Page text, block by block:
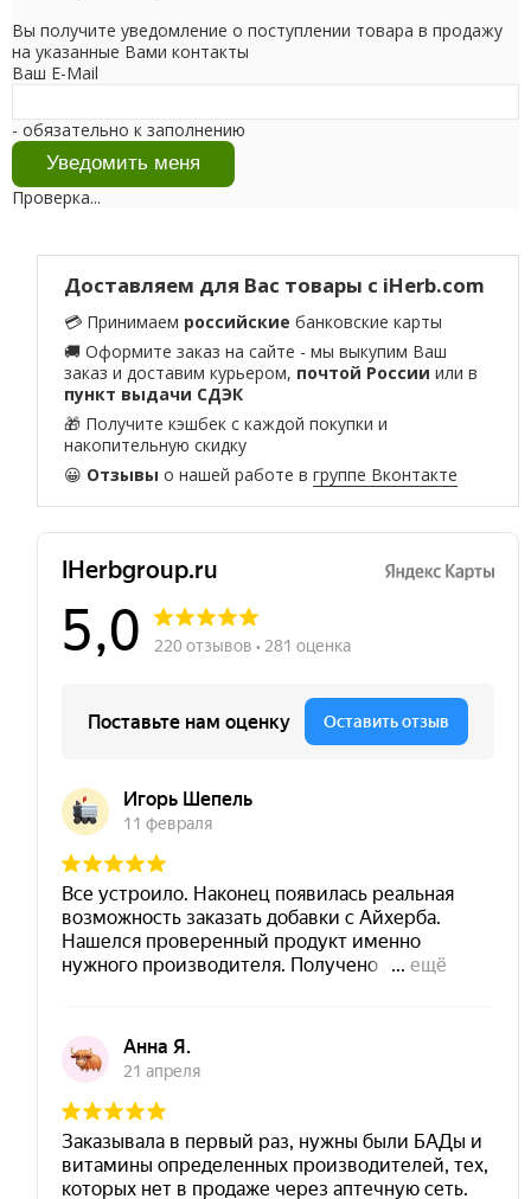
Вы получите уведомление о поступлении товара в продажу
на указанные Вами контакты
Ваш E-Mail
- обязательно к заполнению
Проверка...
Доставляем для Вас товары с iHerb.com
💳 Принимаем российские банковские карты
🚚 Оформите заказ на сайте - мы выкупим Ваш
заказ и доставим курьером, почтой России или в
пункт выдачи СДЭК
🎁 Получите кэшбек с каждой покупки и
накопительную скидку
😀 Отзывы о нашей работе вгруппе Вконтакте